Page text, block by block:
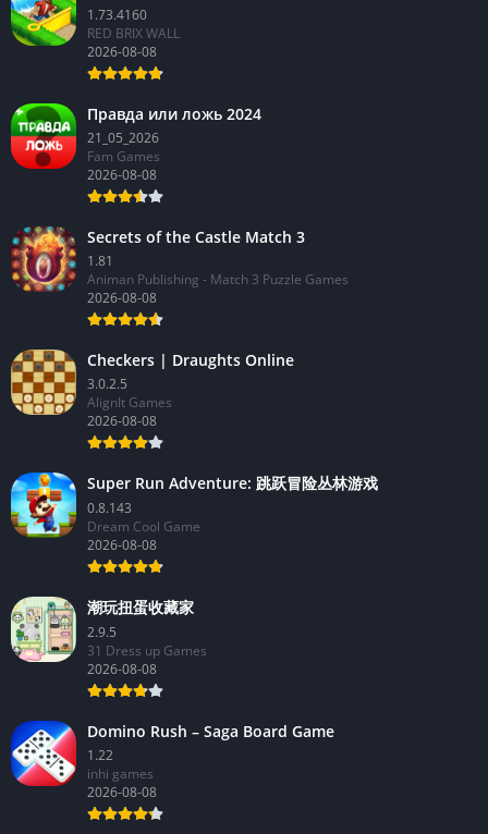
1.73.4160
RED BRIX WALL
2026-08-08
Правда или ложь 2024
21_05_2026
Fam Games
2026-08-08
Secrets of the Castle Match 3
1.81
Animan Publishing - Match 3 Puzzle Games
2026-08-08
Checkers | Draughts Online
3.0.2.5
AlignIt Games
2026-08-08
Super Run Adventure: 跳跃冒险丛林游戏
0.8.143
Dream Cool Game
2026-08-08
潮玩扭蛋收藏家
2.9.5
31 Dress up Games
2026-08-08
Domino Rush – Saga Board Game
1.22
inhi games
2026-08-08